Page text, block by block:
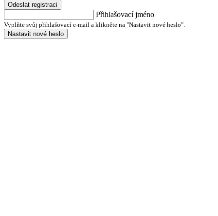
Odeslat registraci
Přihlašovací jméno
Vyplňte svůj přihlašovací e-mail a klikněte na "Nastavit nové heslo".
Nastavit nové heslo